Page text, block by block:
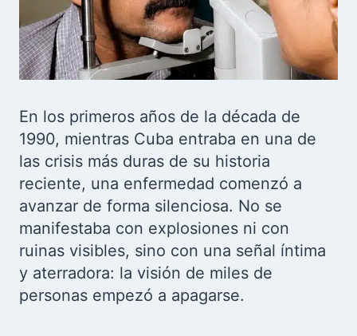
En los primeros años de la década de
1990, mientras Cuba entraba en una de
las crisis más duras de su historia
reciente, una enfermedad comenzó a
avanzar de forma silenciosa. No se
manifestaba con explosiones ni con
ruinas visibles, sino con una señal íntima
y aterradora: la visión de miles de
personas empezó a apagarse.